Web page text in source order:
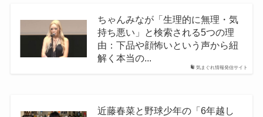
気まぐれ情報発信サイト
ちゃんみなが「生理的に無理・気
持ち悪い」と検索される5つの理
由：下品や顔怖いという声から紐
解く本当の...
近藤春菜と野球少年の「6年越し